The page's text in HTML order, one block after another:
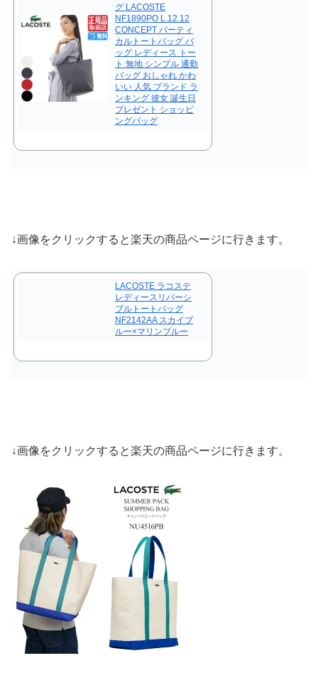
グ LACOSTE
NF1890PO L.12.12
CONCEPT バーティ
カルトートバッグ バ
ッグ レディース トー
ト 無地 シンプル 通勤
バッグ おしゃれ かわ
いい 人気 ブランド ラ
ンキング 彼女 誕生日
プレゼント ショッピ
ングバッグ
↓画像をクリックすると楽天の商品ページに行きます。
LACOSTE ラコステ
レディースリバーシ
ブルトートバッグ
NF2142AA スカイブ
ルー×マリンブルー
↓画像をクリックすると楽天の商品ページに行きます。